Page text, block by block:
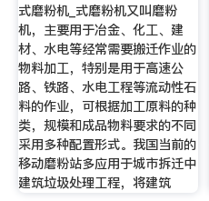
式磨粉机_式磨粉机又叫磨粉
机，主要用于冶金、化工、建
材、水电等经常需要搬迁作业的
物料加工，特别是用于高速公
路、铁路、水电工程等流动性石
料的作业，可根据加工原料的种
类，规模和成品物料要求的不同
采用多种配置形式。我国当前的
移动磨粉站多应用于城市拆迁中
建筑垃圾处理工程，将建筑